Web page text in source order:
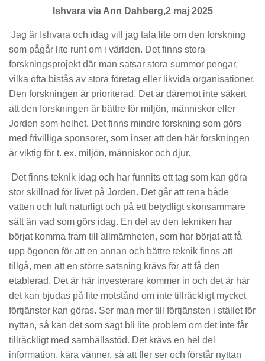
Ishvara via Ann Dahberg,2 maj 2025
Jag är Ishvara och idag vill jag tala lite om den forskning
som pågår lite runt om i världen. Det finns stora
forskningsprojekt där man satsar stora summor pengar,
vilka ofta bistås av stora företag eller likvida organisationer.
Den forskningen är prioriterad. Det är däremot inte säkert
att den forskningen är bättre för miljön, människor eller
Jorden som helhet. Det finns mindre forskning som görs
med frivilliga sponsorer, som inser att den här forskningen
är viktig för t. ex. miljön, människor och djur.
Det finns teknik idag och har funnits ett tag som kan göra
stor skillnad för livet på Jorden. Det går att rena både
vatten och luft naturligt och på ett betydligt skonsammare
sätt än vad som görs idag. En del av den tekniken har
börjat komma fram till allmämheten, som har börjat att få
upp ögonen för att en annan och bättre teknik finns att
tillgå, men att en större satsning krävs för att få den
etablerad. Det är här investerare kommer in och det är här
det kan bjudas på lite motstånd om inte tillräckligt mycket
förtjänster kan göras. Ser man mer till förtjänsten i stället för
nyttan, så kan det som sagt bli lite problem om det inte får
tillräckligt med samhällsstöd. Det krävs en hel del
information, kära vänner, så att fler ser och förstår nyttan